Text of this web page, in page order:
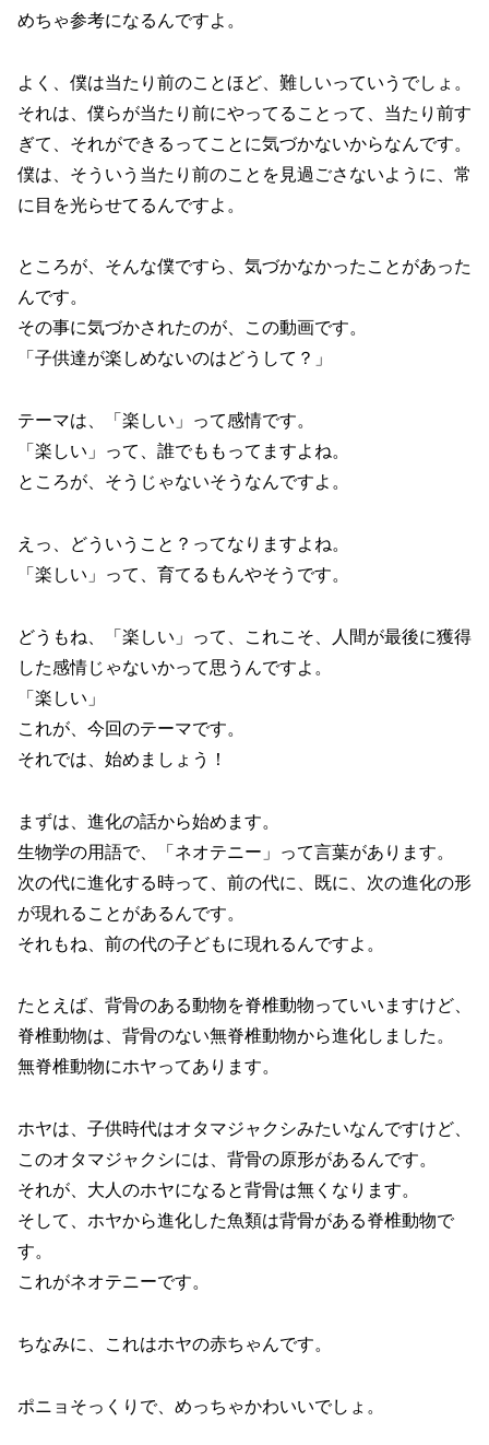
めちゃ参考になるんですよ。
よく、僕は当たり前のことほど、難しいっていうでしょ。
それは、僕らが当たり前にやってることって、当たり前す
ぎて、それができるってことに気づかないからなんです。
僕は、そういう当たり前のことを見過ごさないように、常
に目を光らせてるんですよ。
ところが、そんな僕ですら、気づかなかったことがあった
んです。
その事に気づかされたのが、この動画です。
「子供達が楽しめないのはどうして？」
テーマは、「楽しい」って感情です。
「楽しい」って、誰でももってますよね。
ところが、そうじゃないそうなんですよ。
えっ、どういうこと？ってなりますよね。
「楽しい」って、育てるもんやそうです。
どうもね、「楽しい」って、これこそ、人間が最後に獲得
した感情じゃないかって思うんですよ。
「楽しい」
これが、今回のテーマです。
それでは、始めましょう！
まずは、進化の話から始めます。
生物学の用語で、「ネオテニー」って言葉があります。
次の代に進化する時って、前の代に、既に、次の進化の形
が現れることがあるんです。
それもね、前の代の子どもに現れるんですよ。
たとえば、背骨のある動物を脊椎動物っていいますけど、
脊椎動物は、背骨のない無脊椎動物から進化しました。
無脊椎動物にホヤってあります。
ホヤは、子供時代はオタマジャクシみたいなんですけど、
このオタマジャクシには、背骨の原形があるんです。
それが、大人のホヤになると背骨は無くなります。
そして、ホヤから進化した魚類は背骨がある脊椎動物で
す。
これがネオテニーです。
ちなみに、これはホヤの赤ちゃんです。
ポニョそっくりで、めっちゃかわいいでしょ。